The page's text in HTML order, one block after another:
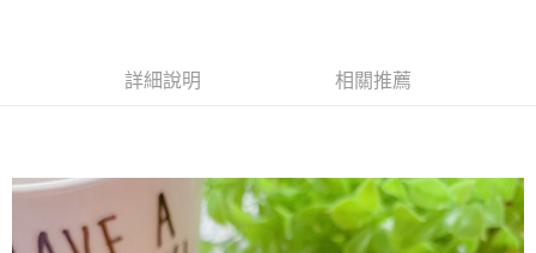
每筆NT$60，滿NT$799(含以上)免運費
詳細說明 相關推薦